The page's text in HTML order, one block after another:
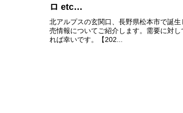
ロ etc…
北アルプスの玄関口、長野県松本市で誕
売情報についてご紹介します。需要に対
れば幸いです。【202...